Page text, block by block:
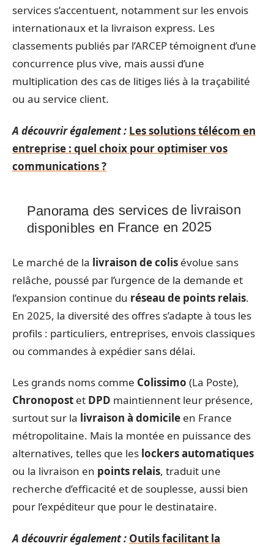
services s’accentuent, notamment sur les envois
internationaux et la livraison express. Les
classements publiés par l’ARCEP témoignent d’une
concurrence plus vive, mais aussi d’une
multiplication des cas de litiges liés à la traçabilité
ou au service client.
A découvrir également : Les solutions télécom en
entreprise : quel choix pour optimiser vos
communications ?
Panorama des services de livraison
disponibles en France en 2025
Le marché de la livraison de colis évolue sans
relâche, poussé par l’urgence de la demande et
l’expansion continue du réseau de points relais.
En 2025, la diversité des offres s’adapte à tous les
profils : particuliers, entreprises, envois classiques
ou commandes à expédier sans délai.
Les grands noms comme Colissimo (La Poste),
Chronopost et DPD maintiennent leur présence,
surtout sur la livraison à domicile en France
métropolitaine. Mais la montée en puissance des
alternatives, telles que les lockers automatiques
ou la livraison en points relais, traduit une
recherche d’efficacité et de souplesse, aussi bien
pour l’expéditeur que pour le destinataire.
A découvrir également : Outils facilitant la